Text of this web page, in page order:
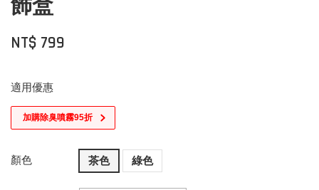
飾盒
NT$ 799
適用優惠
加購除臭噴霧95折
顏色 茶色 綠色